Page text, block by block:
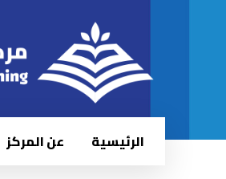
الرئيسية عن المركز